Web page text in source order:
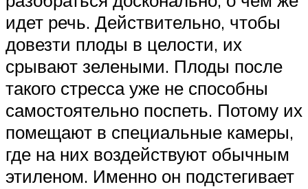
идет речь. Действительно, чтобы
довезти плоды в целости, их
срывают зелеными. Плоды после
такого стресса уже не способны
самостоятельно поспеть. Потому их
помещают в специальные камеры,
где на них воздействуют обычным
этиленом. Именно он подстегивает